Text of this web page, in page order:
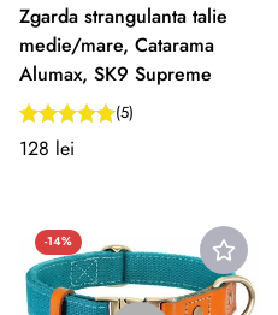
Zgarda strangulanta talie
medie/mare, Catarama
Alumax, SK9 Supreme
(5)
Preț
128 lei
-14%